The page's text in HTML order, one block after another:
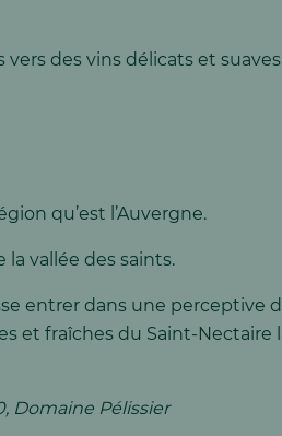
des vins délicats et
qu’est l’Auvergne.
vallée des saints.
entrer dans une
et fraîches du Saint-
Domaine Pélissier